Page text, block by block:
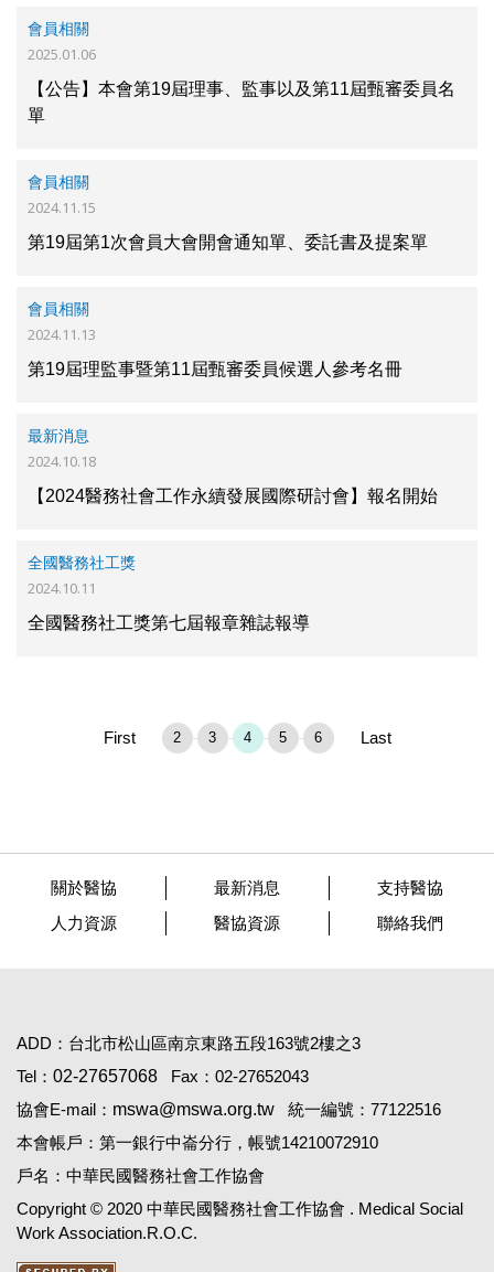
會員相關
【公告】本會第19屆理事、監事以及第11屆甄審委員名
單
2025.01.06
會員相關
第19屆第1次會員大會開會通知單、委託書及提案單
2024.11.15
會員相關
第19屆理監事暨第11屆甄審委員候選人參考名冊
2024.11.13
最新消息
【2024醫務社會工作永續發展國際研討會】報名開始
2024.10.18
全國醫務社工獎
全國醫務社工獎第七屆報章雜誌報導
2024.10.11
First 2 3 4 5 6 Last
關於醫協 最新消息
支持醫協
人力資源
醫協資源 聯絡我們
ADD：台北市松山區南京東路五段163號2樓之3
Tel： 02-27657068
Fax：02-27652043
協會E-mail： mswa@mswa.org.tw
統一編號：77122516
本會帳戶：第一銀行中崙分行，帳號14210072910
戶名：中華民國醫務社會工作協會
Copyright © 2020 中華民國醫務社會工作協會 . Medical Social
Work Association.R.O.C.